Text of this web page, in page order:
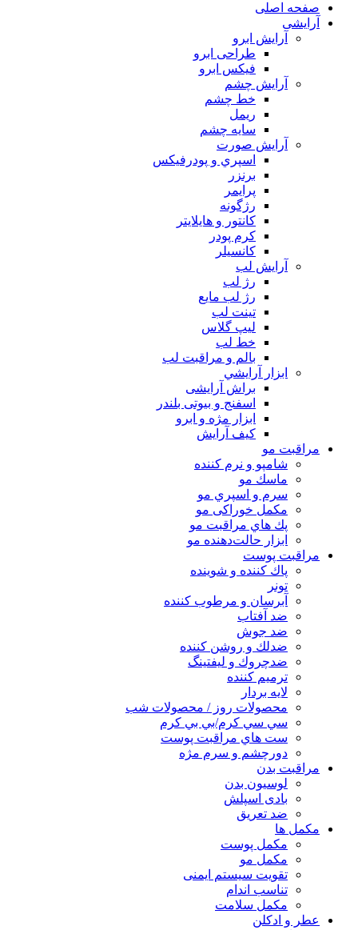
صفحه اصلی
آرایشی
آرايش ابرو
طراحی ابرو
فیکس ابرو
آرايش چشم
خط چشم
ريمل
سايه چشم
آرايش صورت
اسپري و پودرفيكس
برنزر
پرايمر
رژگونه
كانتور و هايلايتر
كرم پودر
كانسيلر
آرايش لب
رژ لب
رژ لب مایع
تینت لب
لیپ گلاس
خط لب
بالم و مراقبت لب
ابزار آرايشي
براش آرایشی
اسفنج و بیوتی بلندر
ابزار مژه و ابرو
کیف آرایش
مراقبت مو
شامپو و نرم كننده
ماسك مو
سرم و اسپري مو
مكمل خوراكی مو
پك هاي مراقبت مو
ابزار حالت‌دهنده مو
مراقبت پوست
پاك كننده و شوينده
تونر
آبرسان و مرطوب كننده
ضد آفتاب
ضد جوش
ضدلك و روشن كننده
ضدچروك و ليفتينگ
ترميم كننده
لايه بردار
محصولات روز / محصولات شب
سي سي كرم/بي بي كرم
ست هاي مراقبت پوست
دورچشم و سرم مژه
مراقبت بدن
لوسیون بدن
بادی اسپلش
ضد تعریق
مكمل ها
مکمل پوست
مکمل مو
تقویت سیستم ایمنی
تناسب اندام
مکمل سلامت
عطر و ادکلن